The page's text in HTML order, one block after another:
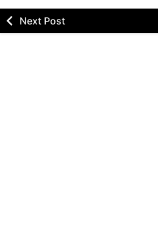
Next Post